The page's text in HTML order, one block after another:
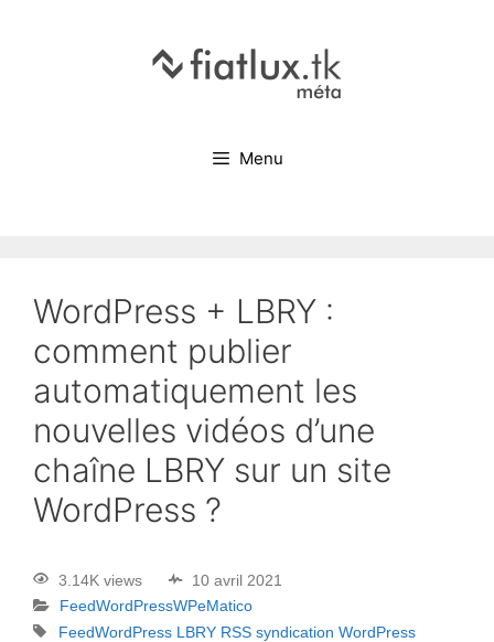
Menu
WordPress + LBRY :
comment publier
automatiquement les
nouvelles vidéos d’une
chaîne LBRY sur un site
WordPress ?
3.14K views
10 avril 2021
FeedWordPressWPeMatico
FeedWordPress LBRY RSS syndication WordPress